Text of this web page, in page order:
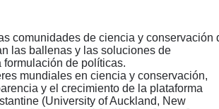
comunidades de ciencia y conservación
las ballenas y las soluciones de
de políticas.
mundiales en ciencia y conservación,
y el crecimiento de la plataforma
(University of Auckland, New